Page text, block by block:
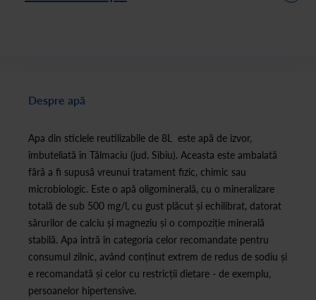
Despre apă
Apa din sticlele reutilizabile de 8L este apă de izvor,
îmbuteliată în Tălmaciu (jud. Sibiu). Aceasta este ambalată
fără a fi supusă vreunui tratament fizic, chimic sau
microbiologic. Este o apă oligominerală, cu o mineralizare
totală de sub 500 mg/l, cu gust plăcut și echilibrat, datorat
sărurilor de calciu și magneziu și o compoziție minerală
stabilă. Apa intră în categoria celor recomandate pentru
consumul zilnic, având conținut extrem de redus de sodiu și
e recomandată și celor cu restricții dietare - de exemplu,
persoanelor hipertensive.